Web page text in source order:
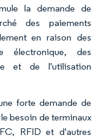
la demande de
des paiements
en raison des
électronique, des
et de l'utilisation
forte demande de
besoin de terminaux
RFID et d'autres